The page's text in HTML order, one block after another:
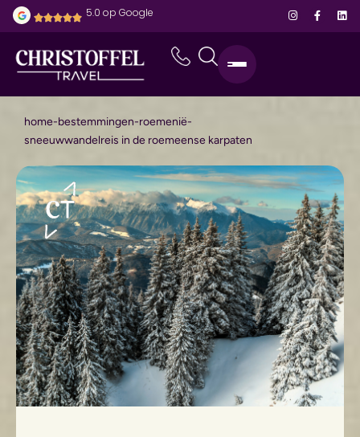
5.0 op Google
home-bestemmingen-roemenië-
sneeuwwandelreis in de roemeense karpaten